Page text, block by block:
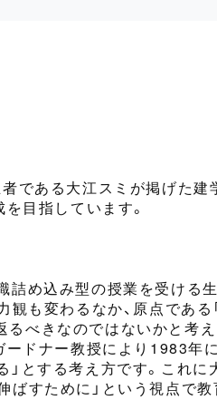
である大江スミが掲げた建
目指しています。
詰め込み型の授業 を受ける
観も変わる なか、原点である
るべきなのではないかと考
ードナー教授により1983年
」 とする考え方です。 これに
ばすために」という視点で